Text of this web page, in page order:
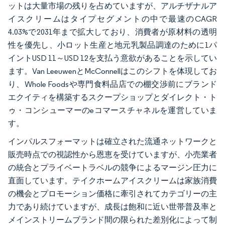
ットは大量市場の残りを占めていますが、アルチザナルア
イスクリームはタイプセグメントの中で最速のCAGR
4.03%で2031年まで拡大しており、消費者が原材料の透明
性を優先し、小ロット生産と地元乳製品調達のために1パ
イントUSD 11～USD 12を支払う意欲があることを示してい
ます。Van LeeuwenとMcConnellはこのシフトを体現してお
り、Whole Foodsや専門食料品店での棚交渉前にブランド
エクイティを構築するスクープショップとダイレクト・ト
ゥ・コンシューマーのeコマースチャネルを運営していま
す。
インパルスフォーマットは確立された流通ネットワークと
販売時点での視認性から恩恵を受けていますが、小売業者
の統合とプライベートラベルの競争によるマージン圧力に
直面しています。テイクホームアイスクリームは家族消費
の機会とプロモーション価格に牽引されてカテゴリーの主
力であり続けていますが、成長は飽和に近い世帯普及率と
メインストリームブランド間の限られた差別化によって制